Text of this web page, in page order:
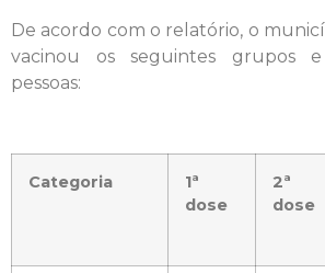
De acordo com o relatório, o
vacinou os seguintes grupos
pessoas:
Categoria
1ª
dose
2ª
dose